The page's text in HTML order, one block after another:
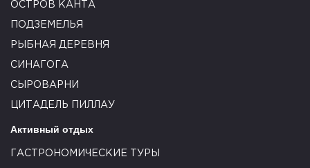
ОСТРОВ КАНТА
ПОДЗЕМЕЛЬЯ
РЫБНАЯ ДЕРЕВНЯ
СИНАГОГА
СЫРОВАРНИ
ЦИТАДЕЛЬ ПИЛЛАУ
Активный отдых
ГАСТРОНОМИЧЕСКИЕ ТУРЫ